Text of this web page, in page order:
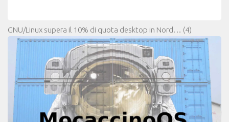
GNU/Linux supera il 10% di quota desktop in Nord… (4)